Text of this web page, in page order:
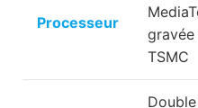
Processeur
TSMC